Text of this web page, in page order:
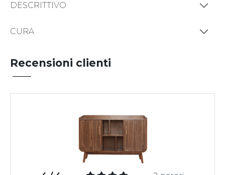
DESCRITTIVO
CURA
Recensioni clienti